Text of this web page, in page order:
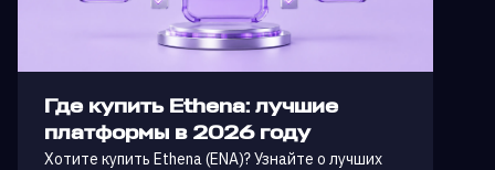
Где купить Ethena: лучшие
платформы в 2026 году
Хотите купить Ethena (ENA)? Узнайте о лучших